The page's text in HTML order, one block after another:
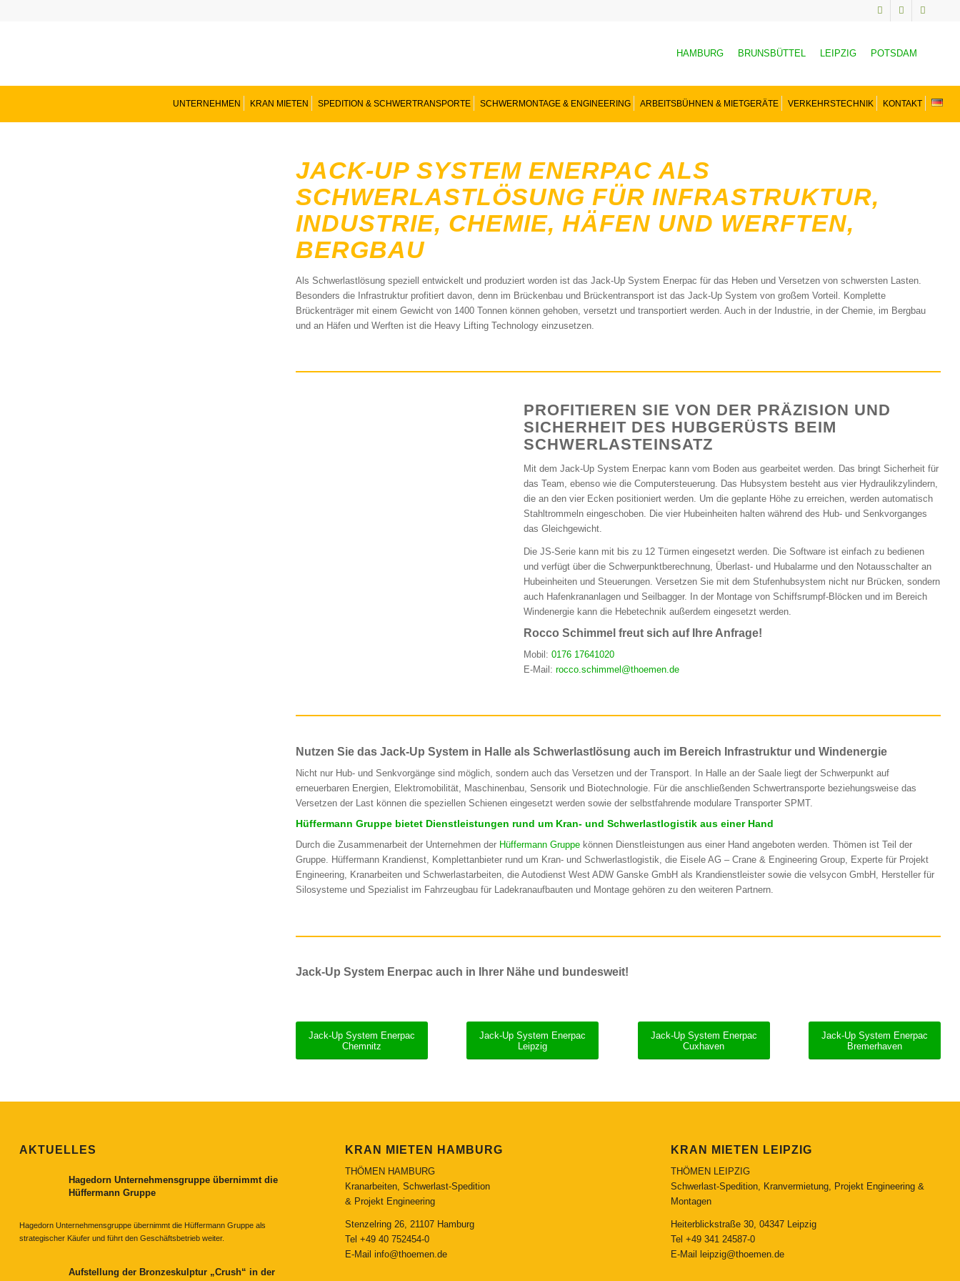
HAMBURG BRUNSBÜTTEL LEIPZIG POTSDAM
UNTERNEHMEN KRAN MIETEN SPEDITION & SCHWERTRANSPORTE SCHWERMONTAGE & ENGINEERING ARBEITSBÜHNEN & MIETGERÄTE VERKEHRSTECHNIK KONTAKT
JACK-UP SYSTEM ENERPAC ALS
SCHWERLASTLÖSUNG FÜR INFRASTRUKTUR,
INDUSTRIE, CHEMIE, HÄFEN UND WERFTEN,
BERGBAU
Als Schwerlastlösung speziell entwickelt und produziert worden ist das Jack-Up System Enerpac für das Heben und Versetzen von schwersten Lasten.
Besonders die Infrastruktur profitiert davon, denn im Brückenbau und Brückentransport ist das Jack-Up System von großem Vorteil. Komplette
Brückenträger mit einem Gewicht von 1400 Tonnen können gehoben, versetzt und transportiert werden. Auch in der Industrie, in der Chemie, im Bergbau
und an Häfen und Werften ist die Heavy Lifting Technology einzusetzen.
PROFITIEREN SIE VON DER PRÄZISION UND
SICHERHEIT DES HUBGERÜSTS BEIM
SCHWERLASTEINSATZ
Mit dem Jack-Up System Enerpac kann vom Boden aus gearbeitet werden. Das bringt Sicherheit für
das Team, ebenso wie die Computersteuerung. Das Hubsystem besteht aus vier Hydraulikzylindern,
die an den vier Ecken positioniert werden. Um die geplante Höhe zu erreichen, werden automatisch
Stahltrommeln eingeschoben. Die vier Hubeinheiten halten während des Hub- und Senkvorganges
das Gleichgewicht.
Die JS-Serie kann mit bis zu 12 Türmen eingesetzt werden. Die Software ist einfach zu bedienen
und verfügt über die Schwerpunktberechnung, Überlast- und Hubalarme und den Notausschalter an
Hubeinheiten und Steuerungen. Versetzen Sie mit dem Stufenhubsystem nicht nur Brücken, sondern
auch Hafenkrananlagen und Seilbagger. In der Montage von Schiffsrumpf-Blöcken und im Bereich
Windenergie kann die Hebetechnik außerdem eingesetzt werden.
Rocco Schimmel freut sich auf Ihre Anfrage!
Mobil:0176 17641020
E-Mail:rocco.schimmel@thoemen.de
Nutzen Sie das Jack-Up System in Halle als Schwerlastlösung auch im Bereich Infrastruktur und Windenergie
Nicht nur Hub- und Senkvorgänge sind möglich, sondern auch das Versetzen und der Transport. In Halle an der Saale liegt der Schwerpunkt auf
erneuerbaren Energien, Elektromobilität, Maschinenbau, Sensorik und Biotechnologie. Für die anschließenden Schwertransporte beziehungsweise das
Versetzen der Last können die speziellen Schienen eingesetzt werden sowie der selbstfahrende modulare Transporter SPMT.
Hüffermann Gruppe bietet Dienstleistungen rund um Kran- und Schwerlastlogistik aus einer Hand
Durch die Zusammenarbeit der Unternehmen der Hüffermann Gruppe können Dienstleistungen aus einer Hand angeboten werden. Thömen ist Teil der
Gruppe. Hüffermann Krandienst, Komplettanbieter rund um Kran- und Schwerlastlogistik, die Eisele AG – Crane & Engineering Group, Experte für Projekt
Engineering, Kranarbeiten und Schwerlastarbeiten, die Autodienst West ADW Ganske GmbH als Krandienstleister sowie die velsycon GmbH, Hersteller für
Silosysteme und Spezialist im Fahrzeugbau für Ladekranaufbauten und Montage gehören zu den weiteren Partnern.
Jack-Up System Enerpac auch in Ihrer Nähe und bundesweit!
Jack-Up System Enerpac
Chemnitz
Jack-Up System Enerpac
Leipzig
Jack-Up System Enerpac
Cuxhaven
Jack-Up System Enerpac
Bremerhaven
AKTUELLES
Hagedorn Unternehmensgruppe übernimmt die
Hüffermann Gruppe
Hagedorn Unternehmensgruppe übernimmt die Hüffermann Gruppe als
strategischer Käufer und führt den Geschäftsbetrieb weiter.
Aufstellung der Bronzeskulptur „Crush“ in der
KRAN MIETEN HAMBURG
THÖMEN HAMBURG
Kranarbeiten, Schwerlast-Spedition
& Projekt Engineering
Stenzelring 26, 21107 Hamburg
Tel +49 40 752454-0
E-Mail info@thoemen.de
KRAN MIETEN LEIPZIG
THÖMEN LEIPZIG
Schwerlast-Spedition, Kranvermietung, Projekt Engineering &
Montagen
Heiterblickstraße 30, 04347 Leipzig
Tel +49 341 24587-0
E-Mail
leipzig@thoemen.de